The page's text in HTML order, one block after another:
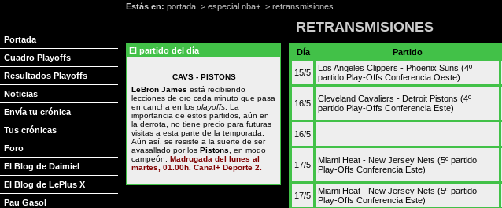
Portada
Cuadro Playoffs
Resultados Playoffs
Noticias
Envía tu crónica
Tus crónicas
Foro
El Blog de Daimiel
El Blog de LePlus X
Pau Gasol
Estás en: portada > especial nba+ > retransmisiones
RETRANSMISIONES
El partido del día
CAVS - PISTONS
LeBron James está recibiendo
lecciones de oro cada minuto que pasa
en cancha en los playoffs . La
importancia de estos partidos, aún en
la derrota, no tiene precio para futuras
visitas a esta parte de la temporada.
Aún así, se resiste a la suerte de ser
avasallado por los Pistons , en modo
campeón. Madrugada del lunes al
martes, 01.00h. Canal+ Deporte 2.
Día Partido
15/5
Los Angeles Clippers - Phoenix Suns (4º
partido Play-Offs Conferencia Oeste)
16/5
Cleveland Cavaliers - Detroit Pistons (4º
partido Play-Offs Conferencia Este)
16/5
17/5
Miami Heat - New Jersey Nets (5º partido
Play-Offs Conferencia Este)
17/5
Miami Heat - New Jersey Nets (5º partido
Play-Offs Conferencia Este)